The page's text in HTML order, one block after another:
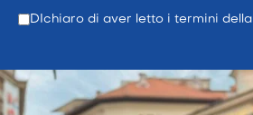
DIchiaro di aver letto i termini della